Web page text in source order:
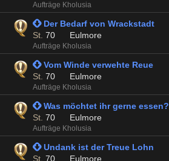
Aufträge Kholusia
 Der Bedarf von Wrackstadt
St. 70 Eulmore
Aufträge Kholusia
 Vom Winde verwehte Reue
St. 70 Eulmore
Aufträge Kholusia
 Was möchtet ihr gerne essen?
St. 70 Eulmore
Aufträge Kholusia
 Undank ist der Treue Lohn
St. 70 Eulmore